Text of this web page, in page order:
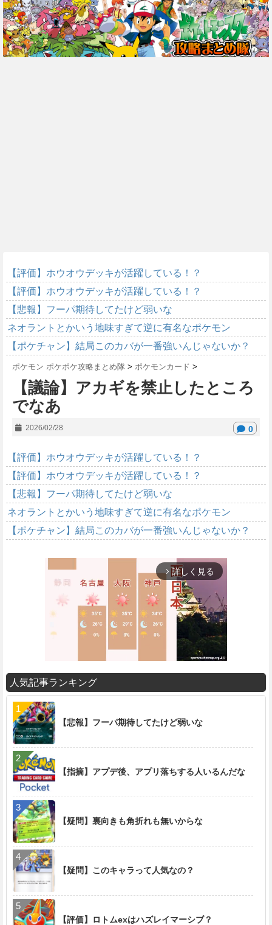
【評価】ホウオウデッキが活躍している！？
【評価】ホウオウデッキが活躍している！？
【悲報】フーパ期待してたけど弱いな
ネオラントとかいう地味すぎて逆に有名なポケモン
【ポケチャン】結局このカバが一番強いんじゃないか？
ポケモン ポケポケ攻略まとめ隊 > ポケモンカード >
【議論】アカギを禁止したところ
でなあ
2026/02/28 0
【評価】ホウオウデッキが活躍している！？
【評価】ホウオウデッキが活躍している！？
【悲報】フーパ期待してたけど弱いな
ネオラントとかいう地味すぎて逆に有名なポケモン
【ポケチャン】結局このカバが一番強いんじゃないか？
arrow_forward_ios 詳しく見る
M
t
人気記事ランキング
【悲報】フーパ期待してたけど弱いな
【指摘】アプデ後、アプリ落ちする人いるんだな
【疑問】裏向きも角折れも無いからな
【疑問】このキャラって人気なの？
【評価】ロトムexはハズレイマーシブ？